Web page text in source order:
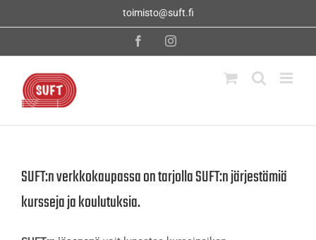
toimisto@suft.fi
FacebookInstagram
SUFT:n verkkokaupassa on tarjolla SUFT:n järjestämiä
kursseja ja koulutuksia.